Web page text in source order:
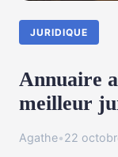
JURIDIQUE
Annuaire
meilleur
Agathe•22